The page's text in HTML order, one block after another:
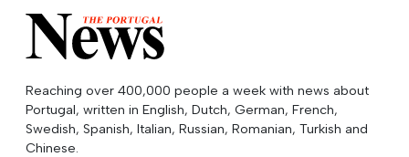
Reaching over 400,000 people a week with news about
Portugal, written in English, Dutch, German, French,
Swedish, Spanish, Italian, Russian, Romanian, Turkish and
Chinese.